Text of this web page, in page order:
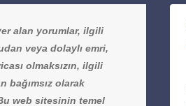
alan yorumlar, ilgili
veya dolaylı emri,
olmaksızın, ilgili
bağımsız olarak
web sitesinin temel